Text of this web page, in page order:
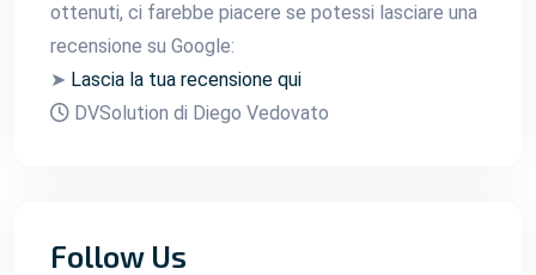
ottenuti, ci farebbe piacere se potessi lasciare una
recensione su Google:
➤ Lascia la tua recensione qui
DVSolution di Diego Vedovato
Follow Us